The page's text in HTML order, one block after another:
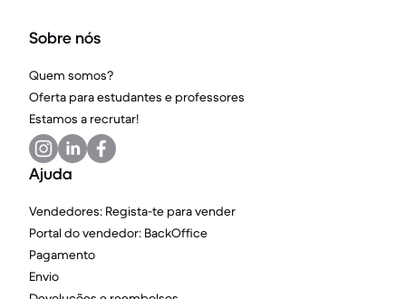
Sobre nós
Quem somos?
Oferta para estudantes e professores
Estamos a recrutar!
Ajuda
Vendedores: Regista-te para vender
Portal do vendedor: BackOffice
Pagamento
Envio